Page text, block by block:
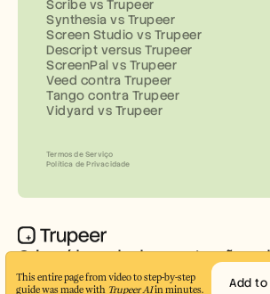
Criar vídeos de demonstração e
profissionais em minutos
Scribe vs Trupeer
Synthesia vs Trupeer
Screen Studio vs Trupeer
Descript versus Trupeer
ScreenPal vs Trupeer
Veed contra Trupeer
Tango contra Trupeer
Vidyard vs Trupeer
Termos de Serviço
Política de Privacidade
This entire page from video to step-by-step
guide was made with Trupeer AI in minutes. Add